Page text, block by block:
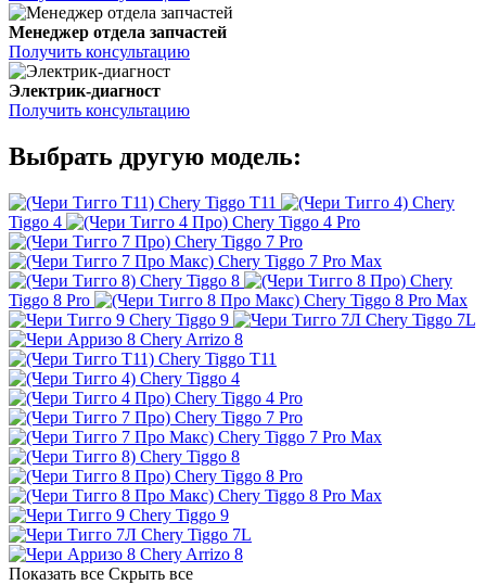
Менеджер отдела запчастей
Получить консультацию
Электрик-диагност
Получить консультацию
Выбрать другую модель:
Chery Tiggo T11
Chery
Tiggo 4
Chery Tiggo 4 Pro
Chery Tiggo 7 Pro
Chery Tiggo 7 Pro Max
Chery Tiggo 8
Chery
Tiggo 8 Pro
Chery Tiggo 8 Pro Max
Chery Tiggo 9
Chery Tiggo 7L
Chery Arrizo 8
Chery Tiggo T11
Chery Tiggo 4
Chery Tiggo 4 Pro
Chery Tiggo 7 Pro
Chery Tiggo 7 Pro Max
Chery Tiggo 8
Chery Tiggo 8 Pro
Chery Tiggo 8 Pro Max
Chery Tiggo 9
Chery Tiggo 7L
Chery Arrizo 8
Показать все Скрыть все